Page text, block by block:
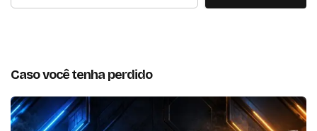
Caso você tenha perdido